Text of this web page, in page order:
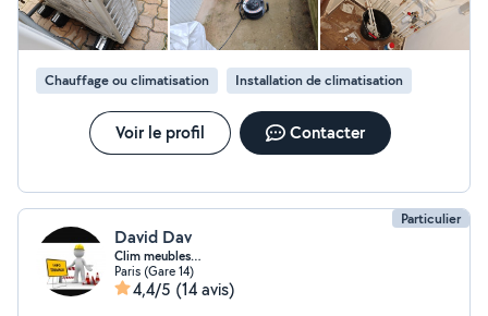
Chauffage ou climatisation Installation de climatisation
Voir le profil Contacter
Particulier
David Dav
Clim meubles…
Paris (Gare 14)
4,4/5 (14 avis)